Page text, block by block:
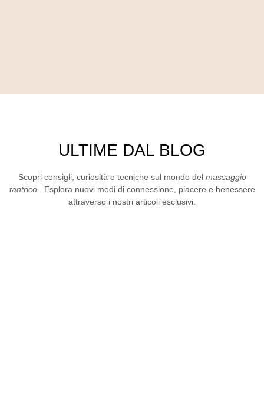
ULTIME DAL BLOG
Scopri consigli, curiosità e tecniche sul mondo del massaggio
tantrico. Esplora nuovi modi di connessione, piacere e benessere
attraverso i nostri articoli esclusivi.